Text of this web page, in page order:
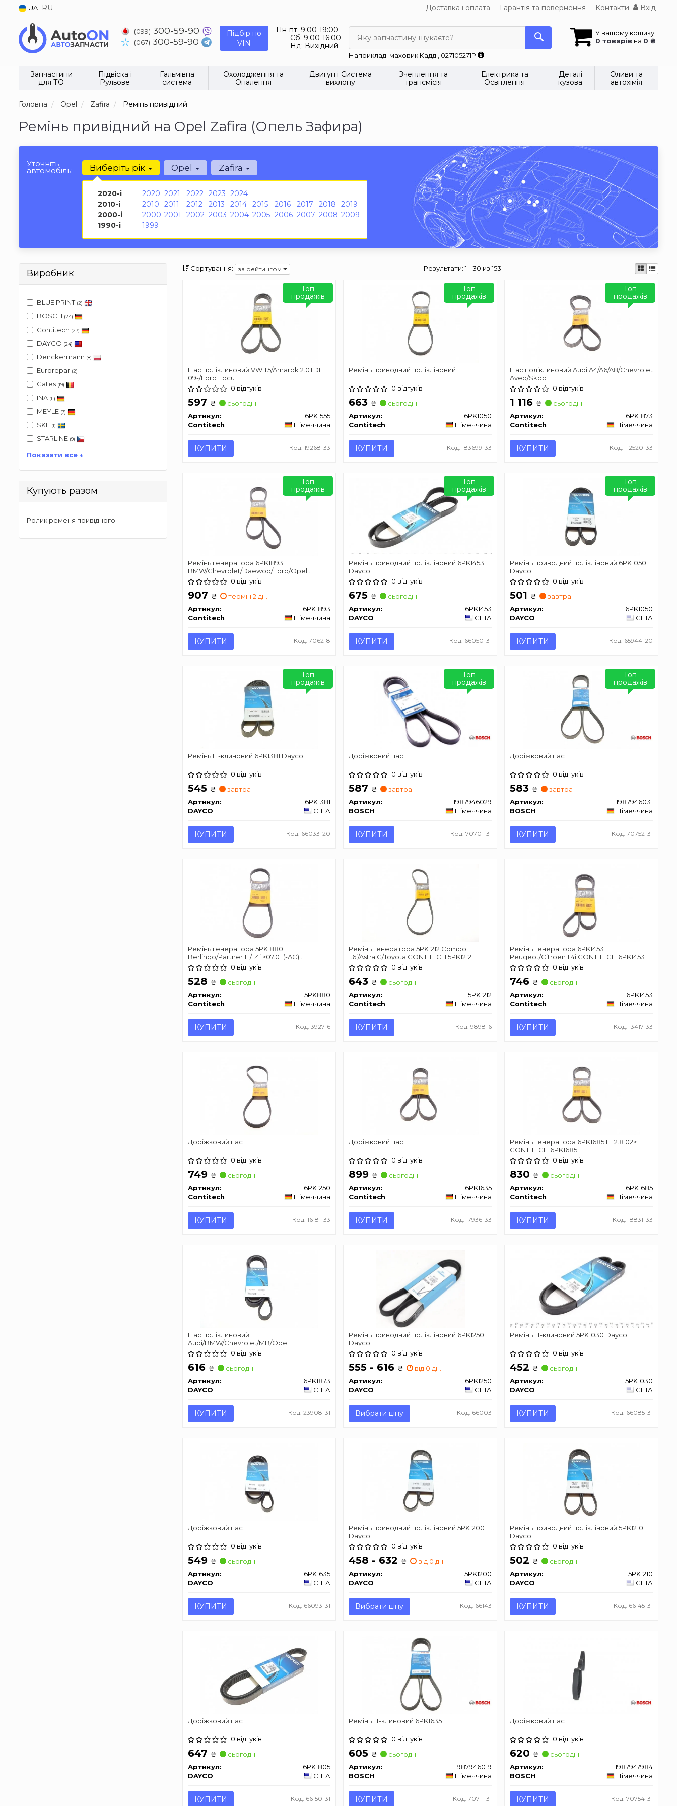
UA RU Доставка і оплата Гарантія та повернення Контакти Вхід
(099) 300-59-90
(067) 300-59-90
Підбір по
VIN
Пн-пт: 9:00-19:00
Сб: 9:00-16:00
Нд: Вихідний
У вашому кошику
0 товарів на 0 ₴
Яку запчастину шукаєте?
Наприклад: маховик Кадді, 027105271P
Запчастини
для ТО
Підвіска і
Рульове
Гальмівна
система
Охолодження та
Опалення
Двигун і Система
вихлопу
Зчеплення та
трансмісія
Електрика та
Освітлення
Деталі
кузова
Оливи та
автохімія
Головна Opel Zafira Ремінь привідний
Ремінь привідний на Opel Zafira (Опель Зафира)
Уточніть
автомобіль: Виберіть рік
2020-і 2020 2021 2022 2023 2024
2010-і
2010 2011 2012 2013 2014 2015 2016 2017 2018
2019
2000-і
2000 2001 2002 2003 2004 2005 2006 2007 2008 2009
1990-і
1999
Opel Zafira
Виробник
BLUE PRINT (2)
BOSCH (24)
Contitech (27)
DAYCO (24)
Denckermann (8)
Eurorepar (2)
Gates (19)
INA (11)
MEYLE (7)
SKF (1)
STARLINE (9)
Показати все ↓
Купують разом
Ролик ременя привідного
Сортування: за рейтингом Результати:1 - 30 из 153
Пас поліклиновий VW T5/Amarok 2.0TDI
09-/Ford Focu
0 відгуків
597 ₴
сьогодні
Артикул:
6PK1555
Contitech
Німеччина
КУПИТИ Код: 19268-33
Топ
продажів
Ремінь приводний полікліновий
0 відгуків
663 ₴
сьогодні
Артикул:
6PK1050
Contitech
Німеччина
КУПИТИ Код: 183699-33
Топ
продажів
Пас поліклиновий Audi A4/A6/A8/Chevrolet
Aveo/Skod
0 відгуків
1 116 ₴
сьогодні
Артикул:
6PK1873
Contitech
Німеччина
КУПИТИ Код: 112520-33
Топ
продажів
Ремінь генератора 6PK1893
BMW/Chevrolet/Daewoo/Ford/Opel
CONTITECH 6PK1893
0 відгуків
907 ₴
термін 2 дн.
Артикул:
6PK1893
Contitech
Німеччина
КУПИТИ Код: 7062-8
Топ
продажів
Ремінь приводний полікліновий 6PK1453
Dayco
0 відгуків
675 ₴
сьогодні
Артикул:
6PK1453
DAYCO
США
КУПИТИ Код: 66050-31
Топ
продажів
Ремінь приводний полікліновий 6PK1050
Dayco
0 відгуків
501 ₴
завтра
Артикул:
6PK1050
DAYCO
США
КУПИТИ Код: 65944-20
Топ
продажів
Ремінь П-клиновий 6PK1381 Dayco
0 відгуків
545 ₴
завтра
Артикул:
6PK1381
DAYCO
США
КУПИТИ Код: 66033-20
Топ
продажів
Доріжковий пас
0 відгуків
587 ₴
завтра
Артикул:
1987946029
BOSCH
Німеччина
КУПИТИ Код: 70701-31
Топ
продажів
Доріжковий пас
0 відгуків
583 ₴
завтра
Артикул:
1987946031
BOSCH
Німеччина
КУПИТИ Код: 70752-31
Топ
продажів
Ремінь генератора 5PK 880
Berlingo/Partner 1.1/1.4i >07.01 (-AC)
CONTITECH 5PK880
0 відгуків
528 ₴
сьогодні
Артикул:
5PK880
Contitech
Німеччина
КУПИТИ Код: 3927-6
Ремінь генератора 5PK1212 Combo
1.6i/Astra G/Toyota CONTITECH 5PK1212
0 відгуків
643 ₴
сьогодні
Артикул:
5PK1212
Contitech
Німеччина
КУПИТИ Код: 9898-6
Ремінь генератора 6PK1453
Peugeot/Citroen 1.4i CONTITECH 6PK1453
0 відгуків
746 ₴
сьогодні
Артикул:
6PK1453
Contitech
Німеччина
КУПИТИ Код: 13417-33
Доріжковий пас
0 відгуків
749 ₴
сьогодні
Артикул:
6PK1250
Contitech
Німеччина
КУПИТИ Код: 16181-33
Доріжковий пас
0 відгуків
899 ₴
сьогодні
Артикул:
6PK1635
Contitech
Німеччина
КУПИТИ Код: 17936-33
Ремінь генератора 6PK1685 LT 2.8 02>
CONTITECH 6PK1685
0 відгуків
830 ₴
сьогодні
Артикул:
6PK1685
Contitech
Німеччина
КУПИТИ Код: 18831-33
Пас поліклиновий
Audi/BMW/Chevrolet/MB/Opel
0 відгуків
616 ₴
сьогодні
Артикул:
6PK1873
DAYCO
США
КУПИТИ Код: 23908-31
Ремінь приводний полікліновий 6PK1250
Dayco
0 відгуків
555 - 616 ₴
від 0 дн.
Артикул:
6PK1250
DAYCO
США
Вибрати ціну Код: 66003
Ремінь П-клиновий 5PK1030 Dayco
0 відгуків
452 ₴
сьогодні
Артикул:
5PK1030
DAYCO
США
КУПИТИ Код: 66085-31
Доріжковий пас
0 відгуків
549 ₴
сьогодні
Артикул:
6PK1635
DAYCO
США
КУПИТИ Код: 66093-31
Ремінь приводний полікліновий 5PK1200
Dayco
0 відгуків
458 - 632 ₴
від 0 дн.
Артикул:
5PK1200
DAYCO
США
Вибрати ціну Код: 66143
Ремінь приводний полікліновий 5PK1210
Dayco
0 відгуків
502 ₴
сьогодні
Артикул:
5PK1210
DAYCO
США
КУПИТИ Код: 66145-31
Доріжковий пас
0 відгуків
647 ₴
сьогодні
Артикул:
6PK1805
DAYCO
США
КУПИТИ Код: 66150-31
Ремінь П-клиновий 6PK1635
0 відгуків
605 ₴
сьогодні
Артикул:
1987946019
BOSCH
Німеччина
КУПИТИ Код: 70711-31
Доріжковий пас
0 відгуків
620 ₴
сьогодні
Артикул:
1987947984
BOSCH
Німеччина
КУПИТИ Код: 70754-31